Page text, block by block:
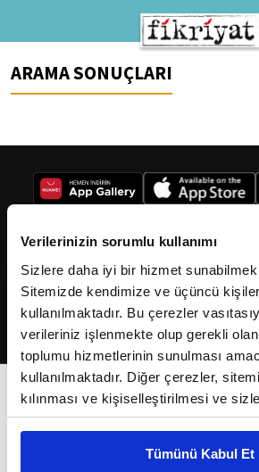
Verilerinizin sorumlu kullanımı
Sizlere daha iyi bir hizmet
Sitemizde kendimize ve üçüncü
kullanılmaktadır. Bu çerezler
verileriniz işlenmekte olup gerekli
toplumu hizmetlerinin sunulması
kullanılmaktadır. Diğer çerezler,
kılınması ve kişiselleştirilmesi ve
reklam/pazarlama faaliyetlerinin
Çerezlere ilişkin tercihlerinizi çerez
Tümünü Kabul Et
ARAMA SONUÇLARI
2026Fikriyat. Tüm hakları saklıdır.